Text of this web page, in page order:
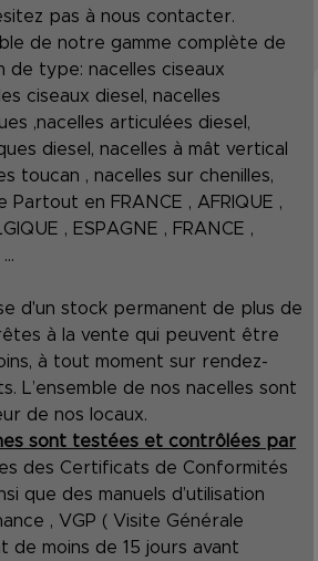
pas à nous contacter.
de notre gamme complète de
de type: nacelles ciseaux
ciseaux diesel, nacelles
,nacelles articulées diesel,
diesel, nacelles à mât vertical
toucan , nacelles sur chenilles,
en FRANCE , AFRIQUE ,
, ESPAGNE , FRANCE ,
d'un stock permanent de plus de
à la vente qui peuvent être
à tout moment sur rendez-
L’ensemble de nos nacelles sont
de nos locaux.
sont testées et contrôlées par
des Certificats de Conformités
que des manuels d’utilisation
, VGP ( Visite Générale
de moins de 15 jours avant